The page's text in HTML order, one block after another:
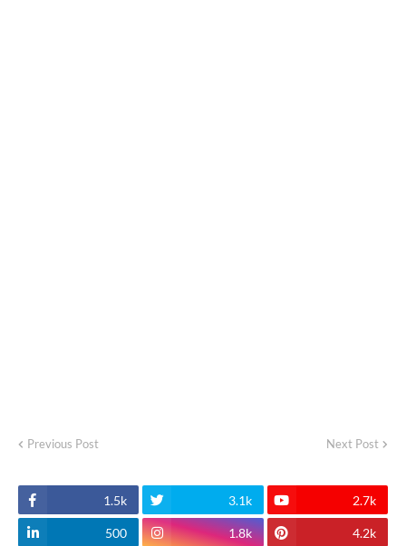
Previous Post Next Post
1.5k 3.1k 2.7k
500 1.8k 4.2k